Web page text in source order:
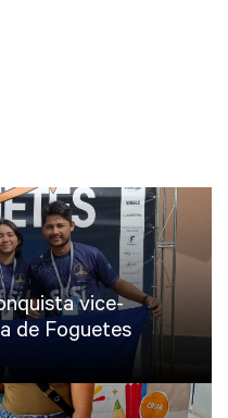
vice-
de Foguetes